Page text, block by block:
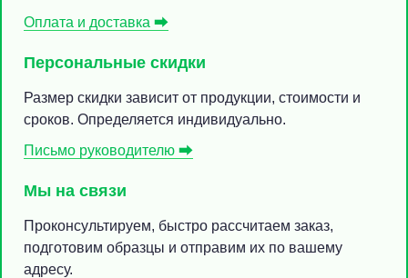
Оплата и доставка ⮕
Персональные скидки
Размер скидки зависит от продукции, стоимости и
сроков. Определяется индивидуально.
Письмо руководителю ⮕
Мы на связи
Проконсультируем, быстро рассчитаем заказ,
подготовим образцы и отправим их по вашему
адресу.